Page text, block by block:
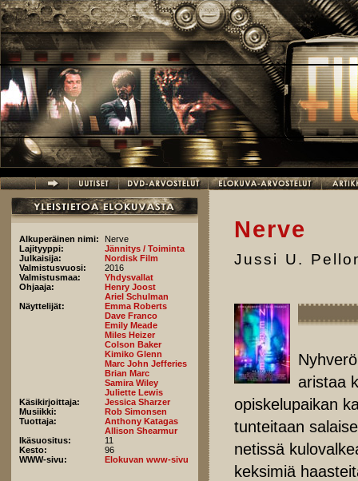
Hyppää pääsisältöön
Alkuperäinen nimi:
Nerve
Lajityyppi:
Jännitys / Toiminta
Julkaisija:
Nordisk Film
Valmistusvuosi:
2016
Valmistusmaa:
Yhdysvallat
Ohjaaja:
Henry Joost
Ariel Schulman
Näyttelijät:
Emma Roberts
Dave Franco
Emily Meade
Miles Heizer
Colson Baker
Kimiko Glenn
Marc John Jefferies
Brian Marc
Samira Wiley
Juliette Lewis
Käsikirjoittaja:
Jessica Sharzer
Musiikki:
Rob Simonsen
Tuottaja:
Anthony Katagas
Allison Shearmur
Ikäsuositus:
11
Kesto:
96
WWW-sivu:
Elokuvan www-sivu
Nerve
Jussi U.
aristaa
opiskelupaikan
tunteitaan
netissä
keksimiä